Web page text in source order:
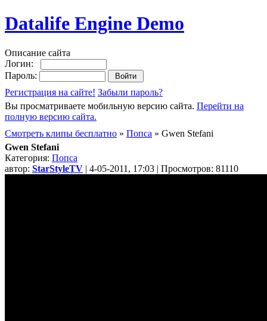
Datalife Engine Demo
Описание сайта
Логин:
Пароль:
Регистрация на сайте! Забыли пароль?
Вы просматриваете мобильную версию сайта. Перейти на
полную версию сайта.
Смотреть клипы бесплатно » Попса » Gwen Stefani
Gwen Stefani
Категория: Попса
автор: StarStyleTV | 4-05-2011, 17:03 | Просмотров: 81110